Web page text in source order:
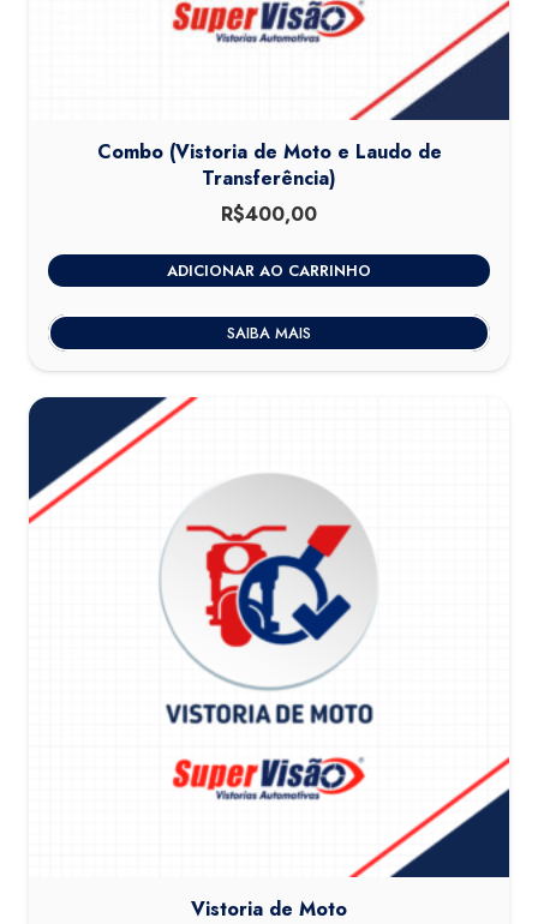
Combo (Vistoria de Moto e Laudo de
Transferência)
R$400,00
ADICIONAR AO CARRINHO
SAIBA MAIS
Vistoria de Moto